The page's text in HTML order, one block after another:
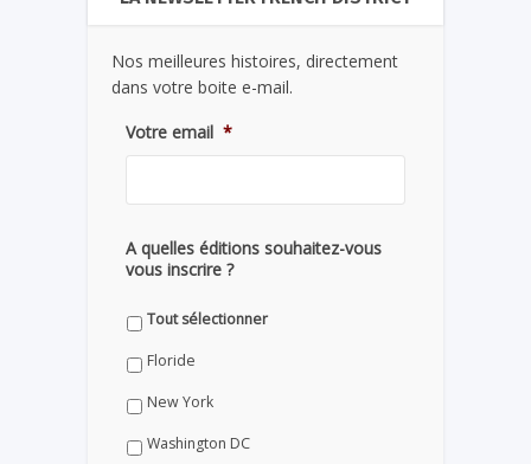
Nos meilleures histoires, directement
dans votre boite e-mail.
Votre email *
A quelles éditions souhaitez-vous
vous inscrire ?
Tout sélectionner
Floride
New York
Washington DC